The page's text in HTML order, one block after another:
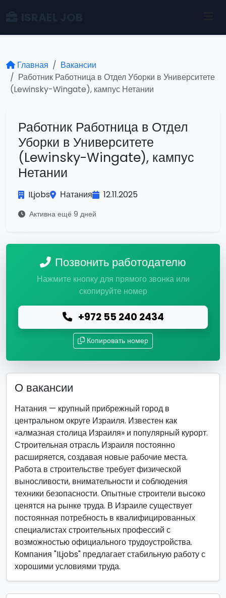
Главная
Вакансии
Работник Работница в Отдел Уборки в Университете
(Lewinsky-Wingate), кампус Нетании
Работник Работница в Отдел
Уборки в Университете
(Lewinsky-Wingate), кампус
Нетании
ILjobs Натания 12.11.2025
Активна ещё 9 дней
Позвонить работодателю
Нажмите кнопку для прямого звонка или
скопируйте номер
+972 55 240 2434
Копировать номер
О вакансии
Натания — крупный прибрежный город в
центральном округе Израиля. Известен как
«алмазная столица Израиля» и популярный курорт.
Строительная отрасль Израиля постоянно
расширяется, создавая новые рабочие места.
Работа в строительстве требует физической
выносливости, внимательности и соблюдения
техники безопасности. Опытные строители высоко
ценятся на рынке труда. В Израиле существует
постоянная потребность в квалифицированных
специалистах строительных профессий с
возможностью официального трудоустройства.
Компания "ILjobs" предлагает стабильную работу с
хорошими условиями труда.